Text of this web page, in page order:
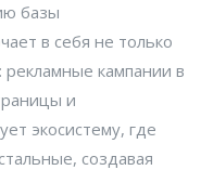
базы
в себя не только
рекламные кампании в
и
экосистему, где
создавая